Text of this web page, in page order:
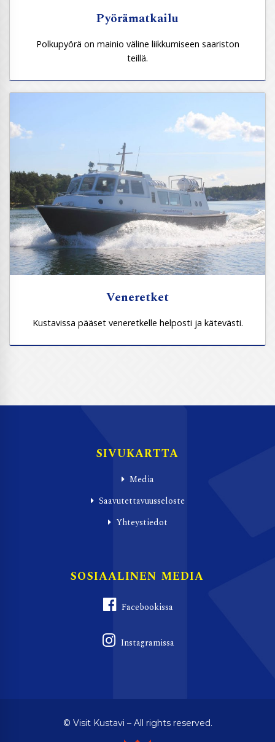
Pyörämatkailu
Polkupyörä on mainio väline liikkumiseen saariston
teillä.
Veneretket
Kustavissa pääset veneretkelle helposti ja kätevästi.
SIVUKARTTA
Media
Saavutettavuusseloste
Yhteystiedot
SOSIAALINEN MEDIA
Facebookissa
Instagramissa
© Visit Kustavi – All rights reserved.